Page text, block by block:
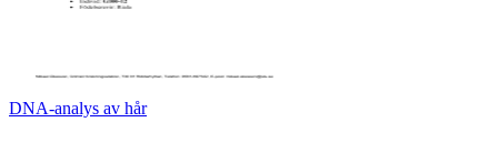
DNA-analys av hår